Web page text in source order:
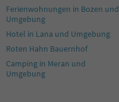
16
17
18
19
20
21
Ferienwohnungen in Bozen und
Umgebung
Hotel in Lana und Umgebung
Roten Hahn Bauernhof
Camping in Meran und
Umgebung